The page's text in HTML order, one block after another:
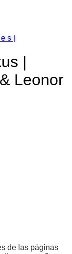
s |
|
Leonor
de las páginas